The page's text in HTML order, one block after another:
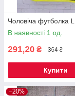
Чоловіча футболка L
В наявності 1 од.
291,20 ₴ 364 ₴
Купити
–20%